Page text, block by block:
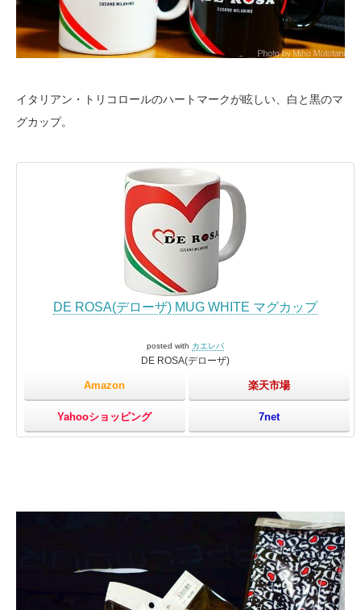
イタリアン・トリコロールのハートマークが眩しい、白と黒のマ
グカップ。
DE ROSA(デローザ) MUG WHITE マグカップ
posted with カエレバ
DE ROSA(デローザ)
Amazon 楽天市場
Yahooショッピング 7net